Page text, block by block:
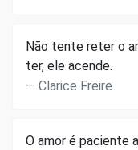
Não tente reter o
ter, ele acende.
Clarice Freire
O amor é paciente